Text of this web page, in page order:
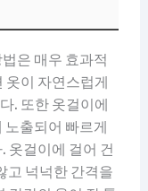
은 매우 효과적
옷이 자연스럽게
. 또한 옷걸이에
노출되어 빠르게
옷걸이에 걸어 건
고 넉넉한 간격을